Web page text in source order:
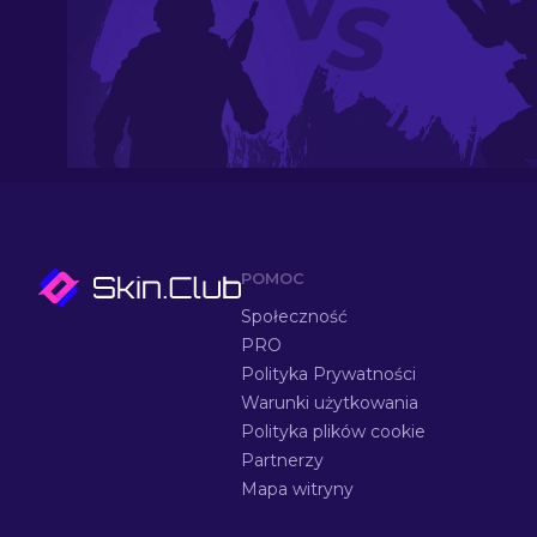
POMOC
Społeczność
PRO
Polityka Prywatności
Warunki użytkowania
Polityka plików cookie
Partnerzy
Mapa witryny